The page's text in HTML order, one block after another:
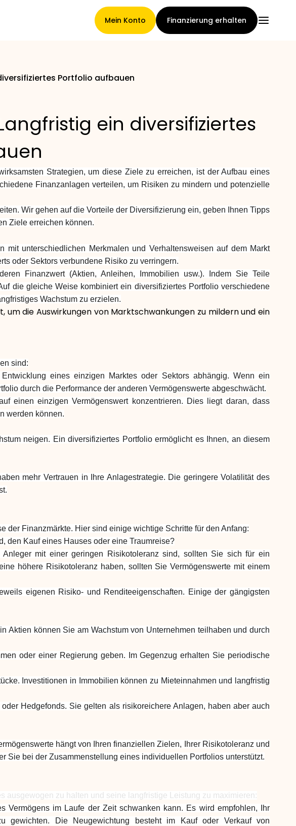
Mein Konto Finanzierung erhalten
Konditionen der
Markengalerie
Markenauswahl
Rechner
Blog
Hilfe
ask@scrambleup.com +372 712 2955
Portfolio aufbauen
ein diversifiziertes
Strategien, um diese Ziele zu erreichen, ist der Aufbau eines
Finanzanlagen verteilen, um Risiken zu mindern und potenzielle
Wir gehen auf die Vorteile der Diversifizierung ein, geben Ihnen Tipps
Ziele erreichen können.
unterschiedlichen Merkmalen und Verhaltensweisen auf dem Markt
oder Sektors verbundene Risiko zu verringern.
Finanzwert (Aktien, Anleihen, Immobilien usw.). Indem Sie Teile
die gleiche Weise kombiniert ein diversifiziertes Portfolio verschiedene
Wachstum zu erzielen.
die Auswirkungen von Marktschwankungen zu mildern und ein
sind:
eines einzigen Marktes oder Sektors abhängig. Wenn ein
durch die Performance der anderen Vermögenswerte abgeschwächt.
einen einzigen Vermögenswert konzentrieren. Dies liegt daran, dass
werden können.
neigen. Ein diversifiziertes Portfolio ermöglicht es Ihnen, an diesem
mehr Vertrauen in Ihre Anlagestrategie. Die geringere Volatilität des
der Finanzmärkte. Hier sind einige wichtige Schritte für den Anfang:
den Kauf eines Hauses oder eine Traumreise?
mit einer geringen Risikotoleranz sind, sollten Sie sich für ein
höhere Risikotoleranz haben, sollten Sie Vermögenswerte mit einem
eigenen Risiko- und Renditeeigenschaften. Einige der gängigsten
Aktien können Sie am Wachstum von Unternehmen teilhaben und durch
oder einer Regierung geben. Im Gegenzug erhalten Sie periodische
Investitionen in Immobilien können zu Mieteinnahmen und langfristig
Hedgefonds. Sie gelten als risikoreichere Anlagen, haben aber auch
hängt von Ihren finanziellen Zielen, Ihrer Risikotoleranz und
Sie bei der Zusammenstellung eines individuellen Portfolios unterstützt.
ausgewogen zu halten und seine langfristige Leistung zu maximieren:
Vermögens im Laufe der Zeit schwanken kann. Es wird empfohlen, Ihr
gewichten. Die Neugewichtung besteht im Kauf oder Verkauf von